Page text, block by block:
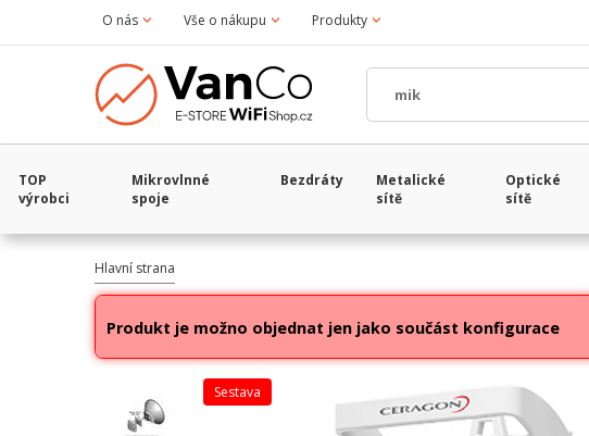
O nás Vše o nákupu Produkty
TOP
výrobci
Mikrovlnné
spoje
Bezdráty
Metalické
sítě
Optické
sítě
Hlavní strana
Produkt je možno objednat jen jako součást konfigurace
sestava